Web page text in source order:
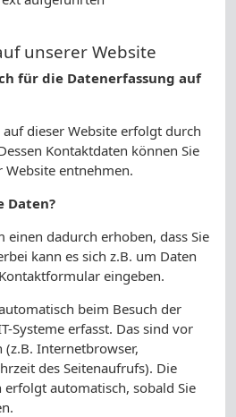
unserer Website
für die Datenerfassung auf
dieser Website erfolgt durch
Kontaktdaten können Sie
entnehmen.
Daten?
einen dadurch erhoben, dass Sie
kann es sich z.B. um Daten
eingeben.
beim Besuch der
Systeme erfasst. Das sind vor
(z.B. Internetbrowser,
des Seitenaufrufs). Die
erfolgt automatisch, sobald Sie